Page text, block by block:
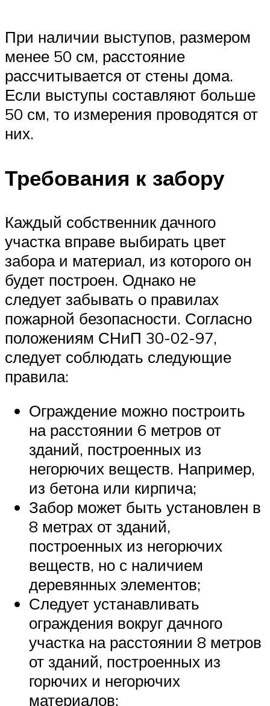
При наличии выступов, размером
менее 50 см, расстояние
рассчитывается от стены дома.
Если выступы составляют больше
50 см, то измерения проводятся от
них.
Требования к забору
Каждый собственник дачного
участка вправе выбирать цвет
забора и материал, из которого он
будет построен. Однако не
следует забывать о правилах
пожарной безопасности. Согласно
положениям СНиП 30-02-97,
следует соблюдать следующие
правила:
Ограждение можно построить
на расстоянии 6 метров от
зданий, построенных из
негорючих веществ. Например,
из бетона или кирпича;
Забор может быть установлен в
8 метрах от зданий,
построенных из негорючих
веществ, но с наличием
деревянных элементов;
Следует устанавливать
ограждения вокруг дачного
участка на расстоянии 8 метров
от зданий, построенных из
горючих и негорючих
материалов;